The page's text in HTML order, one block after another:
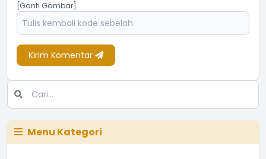
[Ganti Gambar]
Kirim Komentar
Menu Kategori